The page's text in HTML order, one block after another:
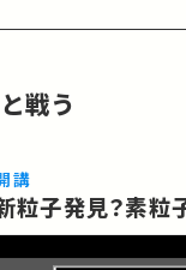
戦う
講
5回 新粒子発見？素